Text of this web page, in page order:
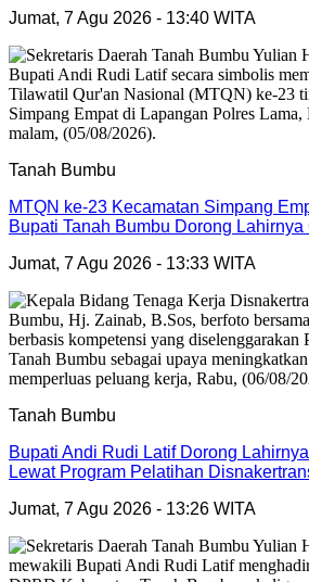
Jumat, 7 Agu 2026 - 13:40 WITA
Tanah Bumbu
MTQN ke-23 Kecamatan Simpang
Bupati Tanah Bumbu Dorong
Jumat, 7 Agu 2026 - 13:33 WITA
Tanah Bumbu
Bupati Andi Rudi Latif Dorong
Lewat Program Pelatihan
Jumat, 7 Agu 2026 - 13:26 WITA